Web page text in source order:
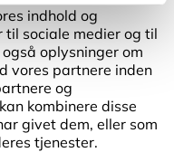
indhold og
til sociale medier og til
oplysninger om
vores partnere inden
og
kombinere disse
givet dem, eller som
tjenester.